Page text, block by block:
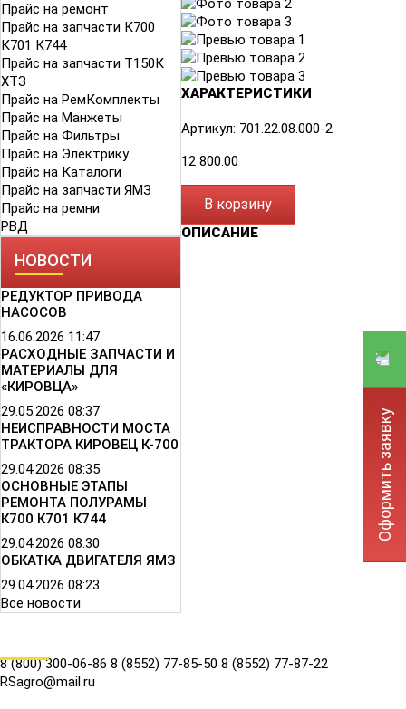
Прайс на ремонт
Прайс на запчасти К700
К701 К744
Прайс на запчасти Т150К
ХТЗ
Прайс на РемКомплекты
Прайс на Манжеты
Прайс на Фильтры
Прайс на Электрику
Прайс на Каталоги
Прайс на запчасти ЯМЗ
Прайс на ремни
РВД
НОВОСТИ
РЕДУКТОР ПРИВОДА
НАСОСОВ
16.06.2026 11:47
РАСХОДНЫЕ ЗАПЧАСТИ И
МАТЕРИАЛЫ ДЛЯ
«КИРОВЦА»
29.05.2026 08:37
НЕИСПРАВНОСТИ МОСТА
ТРАКТОРА КИРОВЕЦ К-700
29.04.2026 08:35
ОСНОВНЫЕ ЭТАПЫ
РЕМОНТА ПОЛУРАМЫ
К700 К701 К744
29.04.2026 08:30
ОБКАТКА ДВИГАТЕЛЯ ЯМЗ
29.04.2026 08:23
Все новости
ХАРАКТЕРИСТИКИ
Артикул: 701.22.08.000-2
12 800.00
В корзину
ОПИСАНИЕ
8 (800) 300-06-86 8 (8552) 77-85-50 8 (8552) 77-87-22
RSagro@mail.ru
Оформить заявку